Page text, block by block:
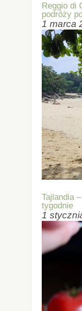
Reggio di
podróży
1 marca
Tajlandia
tygodnie
1